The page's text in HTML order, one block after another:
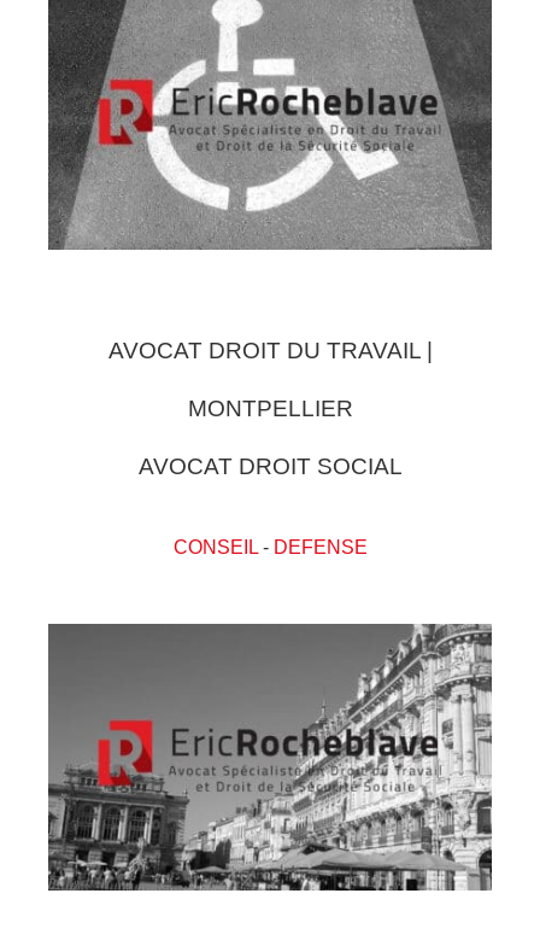
AVOCAT DROIT DU TRAVAIL |
MONTPELLIER
AVOCAT DROIT SOCIAL
CONSEIL- DEFENSE